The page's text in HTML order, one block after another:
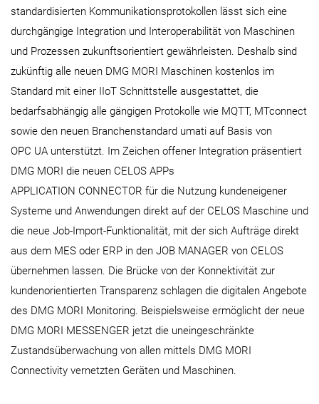
standardisierten Kommunikationsprotokollen lässt sich eine
durchgängige Integration und Interoperabilität von Maschinen
und Prozessen zukunftsorientiert gewährleisten. Deshalb sind
zukünftig alle neuen DMG MORI Maschinen kostenlos im
Standard mit einer IIoT Schnittstelle ausgestattet, die
bedarfsabhängig alle gängigen Protokolle wie MQTT, MTconnect
sowie den neuen Branchenstandard umati auf Basis von
OPC UA unterstützt. Im Zeichen offener Integration präsentiert
DMG MORI die neuen CELOS APPs
APPLICATION CONNECTOR für die Nutzung kundeneigener
Systeme und Anwendungen direkt auf der CELOS Maschine und
die neue Job-Import-Funktionalität, mit der sich Aufträge direkt
aus dem MES oder ERP in den JOB MANAGER von CELOS
übernehmen lassen. Die Brücke von der Konnektivität zur
kundenorientierten Transparenz schlagen die digitalen Angebote
des DMG MORI Monitoring. Beispielsweise ermöglicht der neue
DMG MORI MESSENGER jetzt die uneingeschränkte
Zustandsüberwachung von allen mittels DMG MORI
Connectivity vernetzten Geräten und Maschinen.